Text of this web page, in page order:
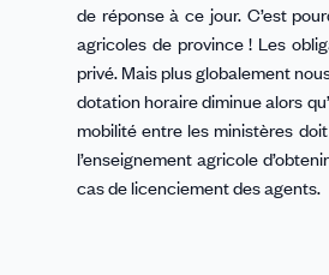
de réponse à ce jour. C’est
agricoles de province ! Les
privé. Mais plus globalement
dotation horaire diminue alors
mobilité entre les ministères
l’enseignement agricole
cas de licenciement des agents.